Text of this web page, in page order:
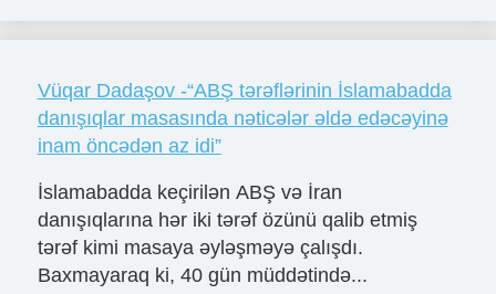
Vüqar Dadaşov -“ABŞ tərəflərinin İslamabadda
danışıqlar masasında nəticələr əldə edəcəyinə
inam öncədən az idi”
İslamabadda keçirilən ABŞ və İran
danışıqlarına hər iki tərəf özünü qalib etmiş
tərəf kimi masaya əyləşməyə çalışdı.
Baxmayaraq ki, 40 gün müddətində...